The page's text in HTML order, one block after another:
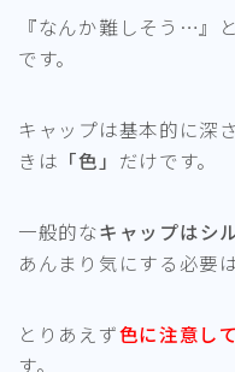
『なんか難しそう…』
です。
キャップは基本的に深
きは 「色」 だけです。
一般的なキャップはシ
あんまり気にする必要
とりあえず色に注意し
す。